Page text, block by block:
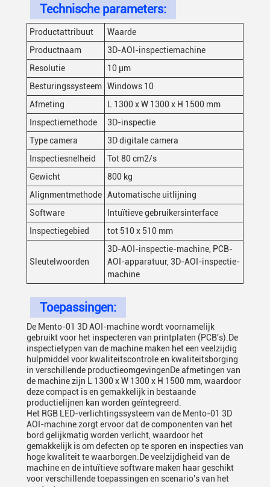
Technische parameters:
Productattribuut
Waarde
Productnaam
3D-AOI-inspectiemachine
Resolutie
10 μm
Besturingssysteem Windows 10
Afmeting
L 1300 x W 1300 x H 1500 mm
Inspectiemethode
3D-inspectie
Type camera
3D digitale camera
Inspectiesnelheid
Tot 80 cm2/s
Gewicht
800 kg
Alignmentmethode Automatische uitlijning
Software
Intuïtieve gebruikersinterface
Inspectiegebied
tot 510 x 510 mm
Sleutelwoorden
3D-AOI-inspectie-machine, PCB-
AOI-apparatuur, 3D-AOI-inspectie-
machine
Toepassingen:
De Mento-01 3D AOI-machine wordt voornamelijk
gebruikt voor het inspecteren van printplaten (PCB's).De
inspectietypen van de machine maken het een veelzijdig
hulpmiddel voor kwaliteitscontrole en kwaliteitsborging
in verschillende productieomgevingenDe afmetingen van
de machine zijn L 1300 x W 1300 x H 1500 mm, waardoor
deze compact is en gemakkelijk in bestaande
productielijnen kan worden geïntegreerd.
Het RGB LED-verlichtingssysteem van de Mento-01 3D
AOI-machine zorgt ervoor dat de componenten van het
bord gelijkmatig worden verlicht, waardoor het
gemakkelijk is om defecten op te sporen en inspecties van
hoge kwaliteit te waarborgen.De veelzijdigheid van de
machine en de intuïtieve software maken haar geschikt
voor verschillende toepassingen en scenario's van het